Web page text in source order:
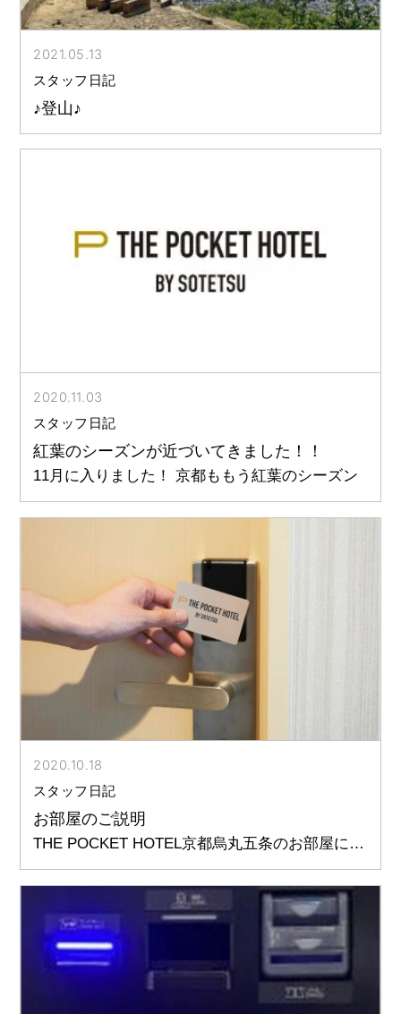
2021.05.13
スタッフ日記
♪登山♪
2020.11.03
スタッフ日記
紅葉のシーズンが近づいてきました！！
11月に入りました！ 京都ももう紅葉のシーズン
2020.10.18
スタッフ日記
お部屋のご説明
THE POCKET HOTEL京都烏丸五条のお部屋につ
いて